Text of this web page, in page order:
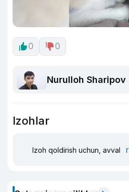
0 0
Nurulloh Sharipov
Izohlar
Izoh qoldirish uchun, avval